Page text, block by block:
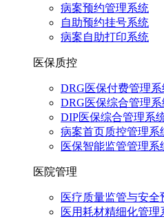
病案预约管理系统
自助预约挂号系统
病案自助打印系统
医保质控
DRG医保付费管理系
DRG医保综合管理系
DIP医保综合管理系
病案首页质控管理系
医保智能监管管理系
医院管理
医疗质量监管与安全
医用耗材精细化管理